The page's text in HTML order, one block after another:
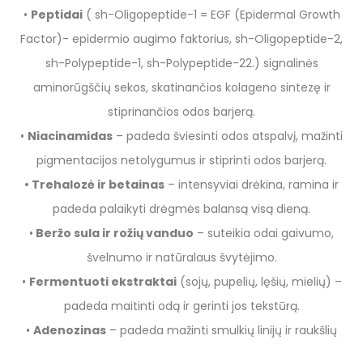
• Peptidai( sh-Oligopeptide-1 = EGF (Epidermal Growth
Factor)- epidermio augimo faktorius, sh-Oligopeptide-2,
sh-Polypeptide-1, sh-Polypeptide-22.) signalinės
aminorūgščių sekos, skatinančios kolageno sintezę ir
stiprinančios odos barjerą.
• Niacinamidas – padeda šviesinti odos atspalvį, mažinti
pigmentacijos netolygumus ir stiprinti odos barjerą.
• Trehalozė ir betainas – intensyviai drėkina, ramina ir
padeda palaikyti drėgmės balansą visą dieną.
• Beržo sula ir rožių vanduo – suteikia odai gaivumo,
švelnumo ir natūralaus švytėjimo.
• Fermentuoti ekstraktai(sojų, pupelių, lęšių, mielių) –
padeda maitinti odą ir gerinti jos tekstūrą.
• Adenozinas – padeda mažinti smulkių linijų ir raukšlių